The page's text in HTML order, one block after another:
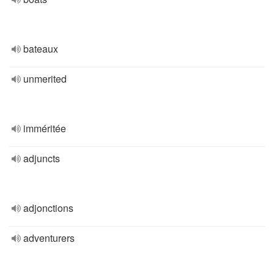
bateaux
unmerited
imméritée
adjuncts
adjonctions
adventurers